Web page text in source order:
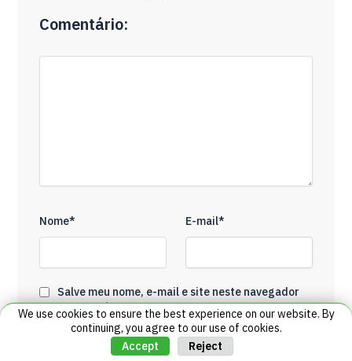
Comentário:
Nome* E-mail*
Salve meu nome, e-mail e site neste navegador
para a próxima vez que eu comentar.
We use cookies to ensure the best experience on our website. By
continuing, you agree to our use of cookies.
Accept
Reject